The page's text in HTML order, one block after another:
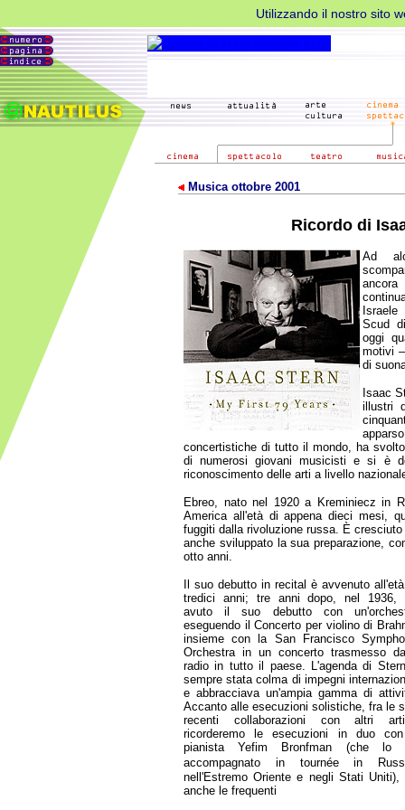
Utilizzando il nostro sito
Musica ottobre 2001
Ricordo di
Ad
Scud
oggi
motivi
di
Isaac
illustri
concertistiche di tutto il mondo, ha
di numerosi giovani musicisti e si è
riconoscimento delle arti a livello
Ebreo, nato nel 1920 a Kreminiecz in
America all'età di appena dieci mesi,
fuggiti dalla rivoluzione russa. È
anche sviluppato la sua preparazione,
otto anni.
Il suo debutto in recital è avvenuto
tredici anni; tre anni dopo, nel 1936,
avuto il suo debutto con
eseguendo il Concerto per violino di
insieme con la San Francisco
Orchestra in un concerto trasmesso
radio in tutto il paese. L'agenda di
sempre stata colma di impegni
e abbracciava un'ampia gamma di
Accanto alle esecuzioni solistiche, fra le
recenti collaborazioni con altri
ricorderemo le esecuzioni in duo
pianista Yefim Bronfman (che lo
accompagnato in
tournée in
nell'Estremo Oriente e negli Stati Uniti),
anche le frequenti